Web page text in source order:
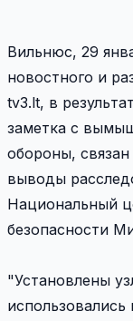
Вильнюс, 29
новостного и
tv3.lt, в
заметка с
обороны,
выводы
Национальный
безопасности
"Установлены